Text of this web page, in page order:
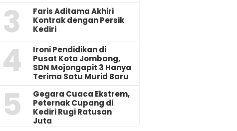
3
Faris Aditama Akhiri
Kontrak dengan Persik
Kediri
4
Ironi Pendidikan di
Pusat Kota Jombang,
SDN Mojongapit 3 Hanya
Terima Satu Murid Baru
5
‎Gegara Cuaca Ekstrem,
Peternak Cupang di
Kediri Rugi Ratusan
Juta